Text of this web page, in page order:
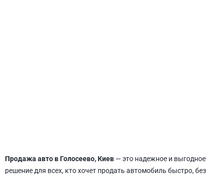
Продажа авто в Голосеево, Киев — это надежное и выгодное
решение для всех, кто хочет продать автомобиль быстро, без